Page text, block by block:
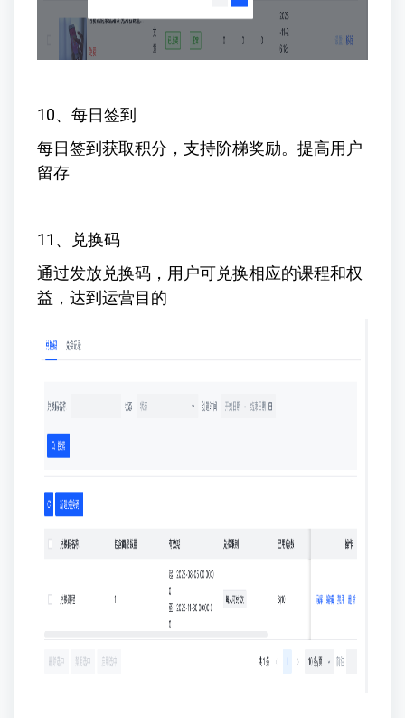
10、每日签到
每日签到获取积分，支持阶梯奖励。提高用户
留存
11、兑换码
通过发放兑换码，用户可兑换相应的课程和权
益，达到运营目的